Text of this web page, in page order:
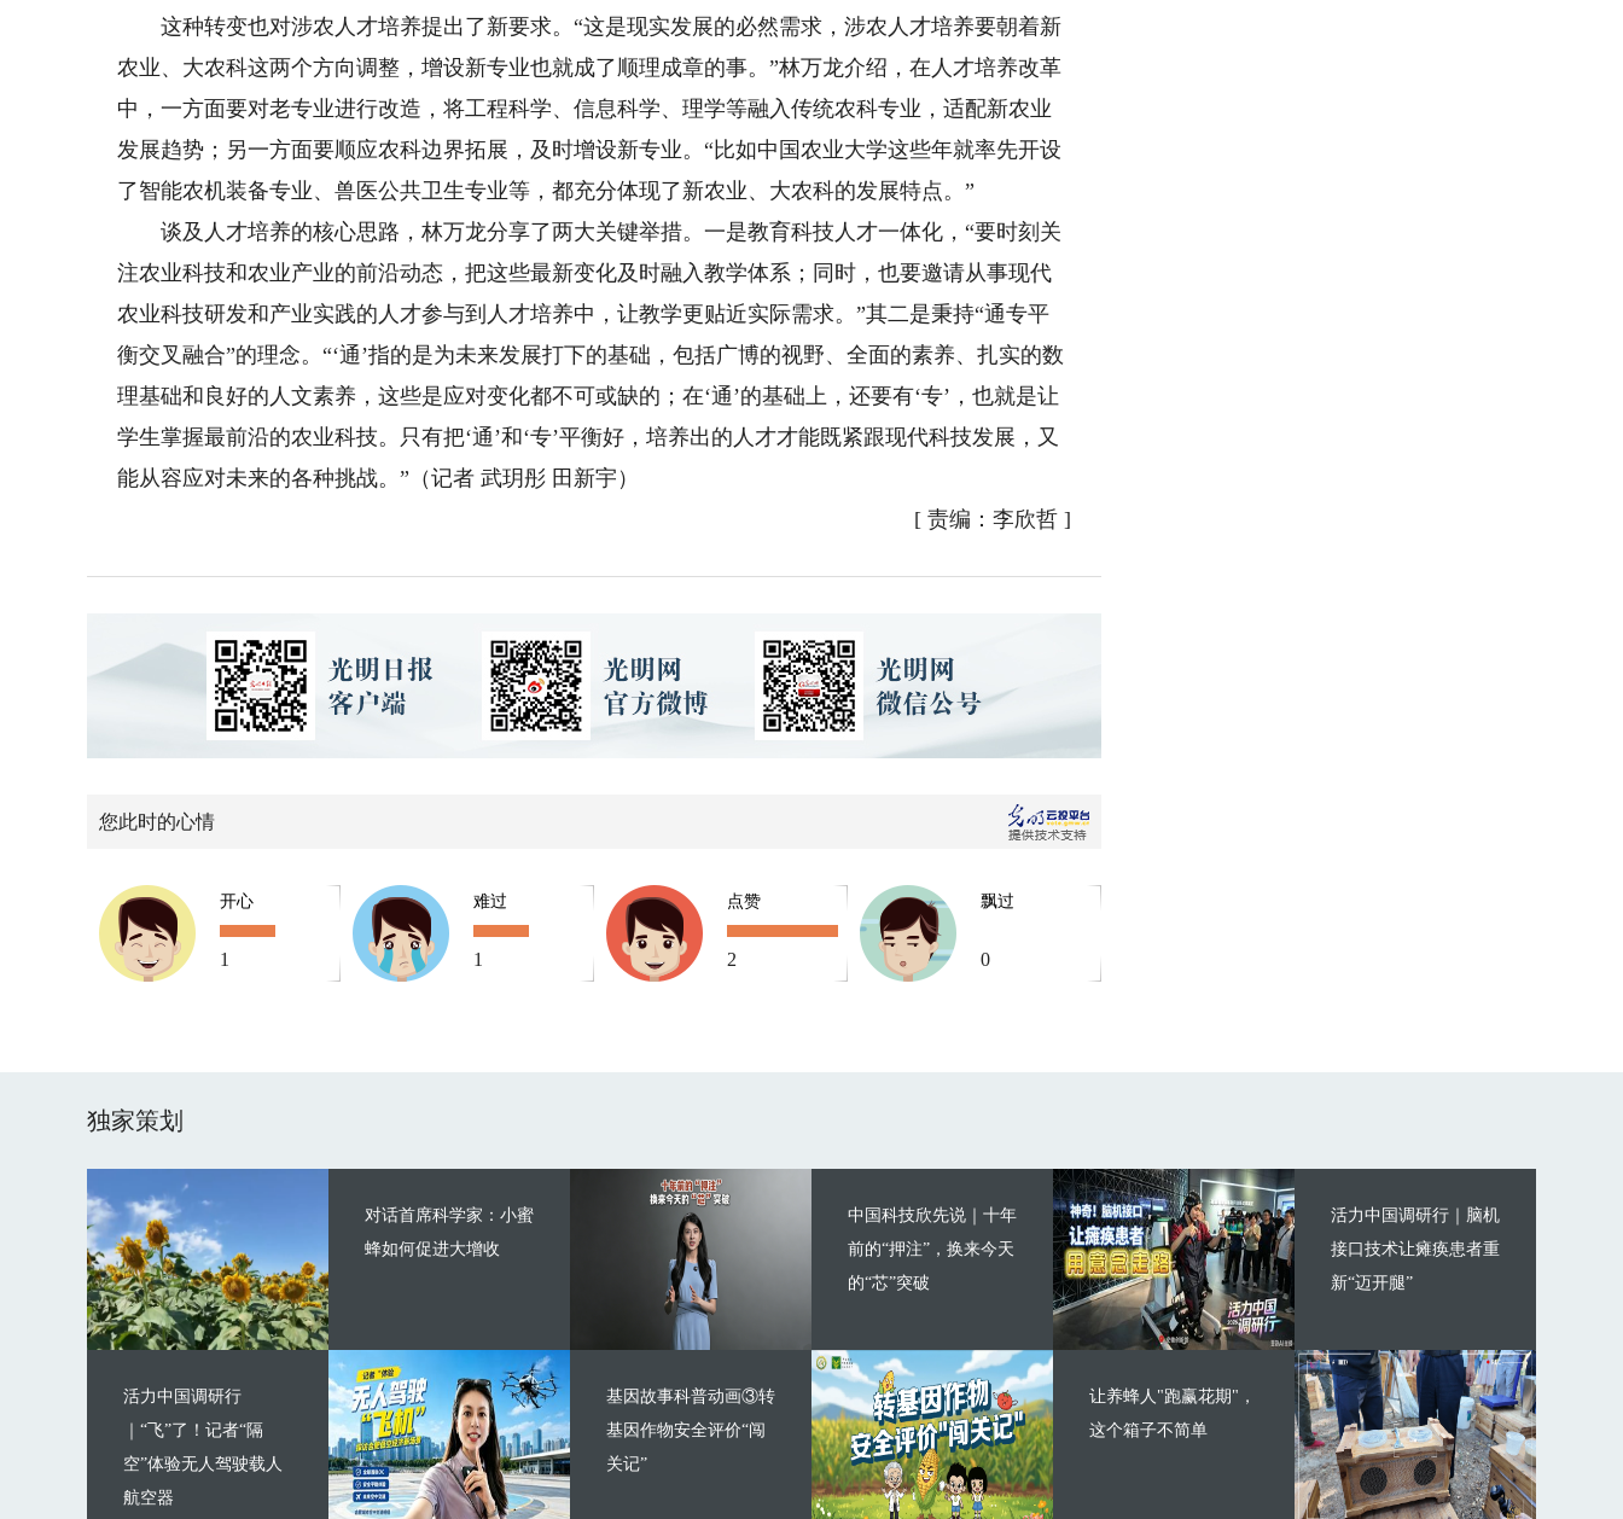
这种转变也对涉农人才培养提出了新要求。“这是现实发展的必然需求，涉农人才培养要朝着新
农业、大农科这两个方向调整，增设新专业也就成了顺理成章的事。”林万龙介绍，在人才培养改革
中，一方面要对老专业进行改造，将工程科学、信息科学、理学等融入传统农科专业，适配新农业
发展趋势；另一方面要顺应农科边界拓展，及时增设新专业。“比如中国农业大学这些年就率先开设
了智能农机装备专业、兽医公共卫生专业等，都充分体现了新农业、大农科的发展特点。”
谈及人才培养的核心思路，林万龙分享了两大关键举措。一是教育科技人才一体化，“要时刻关
注农业科技和农业产业的前沿动态，把这些最新变化及时融入教学体系；同时，也要邀请从事现代
农业科技研发和产业实践的人才参与到人才培养中，让教学更贴近实际需求。”其二是秉持“通专平
衡交叉融合”的理念。“‘通’指的是为未来发展打下的基础，包括广博的视野、全面的素养、扎实的数
理基础和良好的人文素养，这些是应对变化都不可或缺的；在‘通’的基础上，还要有‘专’，也就是让
学生掌握最前沿的农业科技。只有把‘通’和‘专’平衡好，培养出的人才才能既紧跟现代科技发展，又
能从容应对未来的各种挑战。”（记者 武玥彤 田新宇）
[ 责编：李欣哲 ]
您此时的心情
开心
1
难过
1
点赞
2
飘过
0
独家策划
对话首席科学家：小蜜
蜂如何促进大增收
活力中国调研行
｜“飞”了！记者“隔
空”体验无人驾驶载人
航空器
中国科技欣先说｜十年
前的“押注”，换来今天
的“芯”突破
基因故事科普动画③转
基因作物安全评价“闯
关记”
活力中国调研行｜脑机
接口技术让瘫痪患者重
新“迈开腿”
让养蜂人"跑赢花期"，
这个箱子不简单